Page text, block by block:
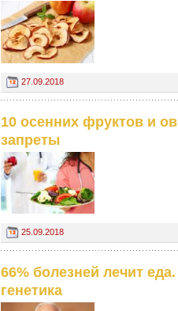
27.09.2018
10 осенних фруктов и
запреты
25.09.2018
66% болезней лечит
генетика